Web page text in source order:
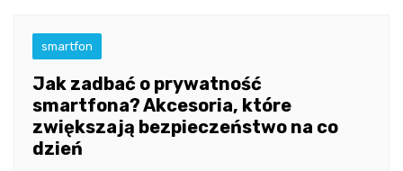
smartfon
Jak zadbać o prywatność
smartfona? Akcesoria, które
zwiększają bezpieczeństwo na co
dzień